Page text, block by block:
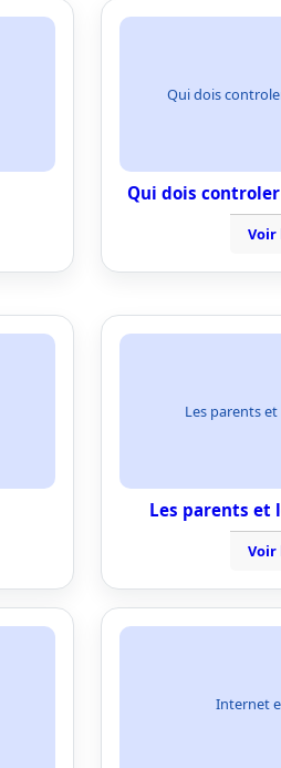
Qui dois
Qui dois
Voir
Les parents
Les parents et
Voir
Internet